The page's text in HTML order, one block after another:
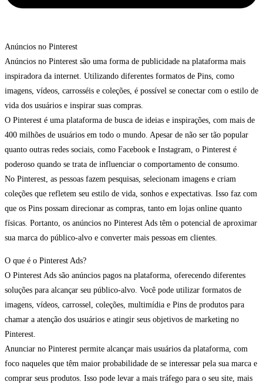
Anúncios no Pinterest
Anúncios no Pinterest são uma forma de publicidade na plataforma mais
inspiradora da internet. Utilizando diferentes formatos de Pins, como
imagens, vídeos, carrosséis e coleções, é possível se conectar com o estilo de
vida dos usuários e inspirar suas compras.
O Pinterest é uma plataforma de busca de ideias e inspirações, com mais de
400 milhões de usuários em todo o mundo. Apesar de não ser tão popular
quanto outras redes sociais, como Facebook e Instagram, o Pinterest é
poderoso quando se trata de influenciar o comportamento de consumo.
No Pinterest, as pessoas fazem pesquisas, selecionam imagens e criam
coleções que refletem seu estilo de vida, sonhos e expectativas. Isso faz com
que os Pins possam direcionar as compras, tanto em lojas online quanto
físicas. Portanto, os anúncios no Pinterest Ads têm o potencial de aproximar
sua marca do público-alvo e converter mais pessoas em clientes.
O que é o Pinterest Ads?
O Pinterest Ads são anúncios pagos na plataforma, oferecendo diferentes
soluções para alcançar seu público-alvo. Você pode utilizar formatos de
imagens, vídeos, carrossel, coleções, multimídia e Pins de produtos para
chamar a atenção dos usuários e atingir seus objetivos de marketing no
Pinterest.
Anunciar no Pinterest permite alcançar mais usuários da plataforma, com
foco naqueles que têm maior probabilidade de se interessar pela sua marca e
comprar seus produtos. Isso pode levar a mais tráfego para o seu site, mais